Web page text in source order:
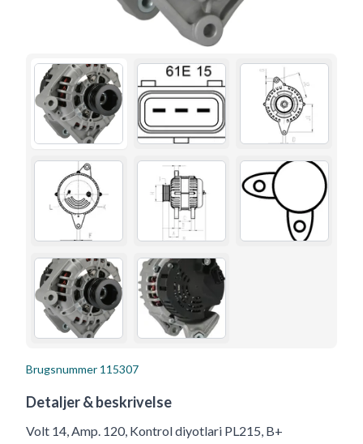
Brugsnummer 115307
Detaljer & beskrivelse
Volt 14, Amp. 120, Kontrol diyotlari PL215, B+